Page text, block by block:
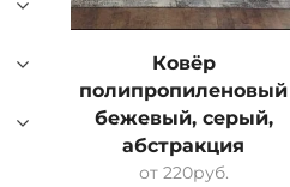
Ковёр
полипропиленовый
бежевый, серый,
абстракция
от 220руб.